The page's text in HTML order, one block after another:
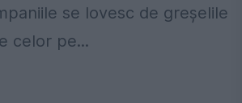
se lovesc de greșelile
celor pe...